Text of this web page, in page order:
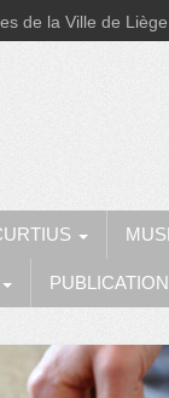
de la Ville de Liège